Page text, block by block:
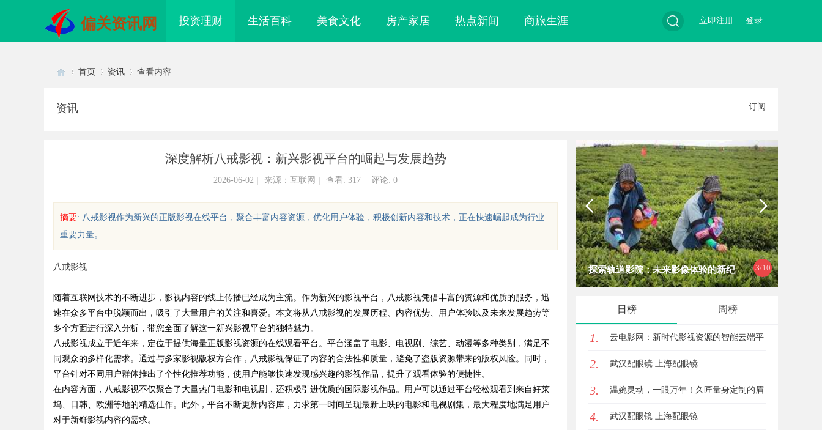
偏关资讯网 投资理财 生活百科 美食文化 房产家居 热点新闻 商旅生涯
索
登录
立即注册
uz
首页 资讯 查看内容
资讯 订阅
深度解析八戒影视：新兴影视平台的崛起与发展趋势
2026-06-02 来源：互联网 查看: 317 评论: 0
摘要: 八戒影视作为新兴的正版影视在线平台，聚合丰富内容资源，优化用户体验，积极创新内容和技术，正在快速崛起成为行业
重要力量。......
八戒影视
随着互联网技术的不断进步，影视内容的线上传播已经成为主流。作为新兴的影视平台，八戒影视凭借丰富的资源和优质的服务，迅
速在众多平台中脱颖而出，吸引了大量用户的关注和喜爱。本文将从八戒影视的发展历程、内容优势、用户体验以及未来发展趋势等
多个方面进行深入分析，带您全面了解这一新兴影视平台的独特魅力。
八戒影视成立于近年来，定位于提供海量正版影视资源的在线观看平台。平台涵盖了电影、电视剧、综艺、动漫等多种类别，满足不
同观众的多样化需求。通过与多家影视版权方合作，八戒影视保证了内容的合法性和质量，避免了盗版资源带来的版权风险。同时，
平台针对不同用户群体推出了个性化推荐功能，使用户能够快速发现感兴趣的影视作品，提升了观看体验的便捷性。
在内容方面，八戒影视不仅聚合了大量热门电影和电视剧，还积极引进优质的国际影视作品。用户可以通过平台轻松观看到来自好莱
坞、日韩、欧洲等地的精选佳作。此外，平台不断更新内容库，力求第一时间呈现最新上映的电影和电视剧集，最大程度地满足用户
对于新鲜影视内容的需求。
3/10
线影院：现代人与影视娱乐的
锋力量 视平台探索
探索轨道影院：未来影像体验的新纪
日榜 周榜
1. 云电影网：新时代影视资源的智能云端平
台解析
2. 武汉配眼镜 上海配眼镜
3. 温婉灵动，一眼万年！久匠量身定制的眉
眼唇，才是你整张脸的点睛之笔！淡颜系
4. 武汉配眼镜 上海配眼镜